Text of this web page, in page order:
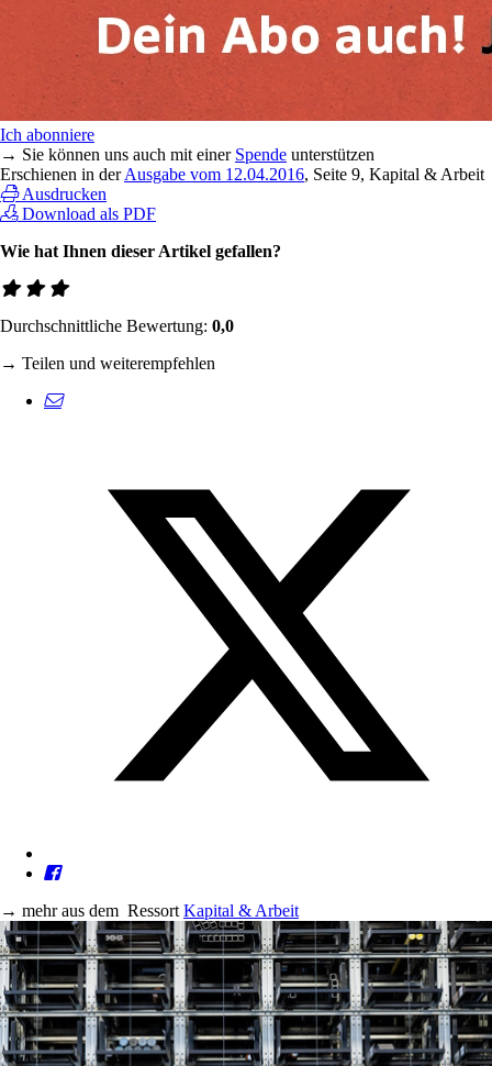
Ich abonniere
→ Sie können uns auch mit einer Spende unterstützen
Erschienen in derAusgabe vom 12.04.2016, Seite 9, Kapital & Arbeit
Ausdrucken
Download als PDF
Wie hat Ihnen dieser Artikel gefallen?
Durchschnittliche Bewertung: 0,0
→ Teilen und weiterempfehlen
→ mehr aus dem Ressort Kapital & Arbeit